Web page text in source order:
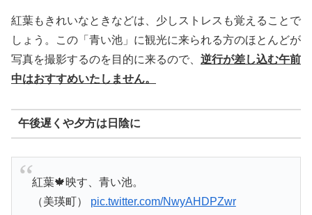
紅葉もきれいなときなどは、少しストレスも覚えることで
しょう。この「青い池」に観光に来られる方のほとんどが
写真を撮影するのを目的に来るので、 逆行が差し込む午前
中はおすすめいたしません。
午後遅くや夕方は日陰に
紅葉🍁映す、青い池。
（美瑛町） pic.twitter.com/NwyAHDPZwr